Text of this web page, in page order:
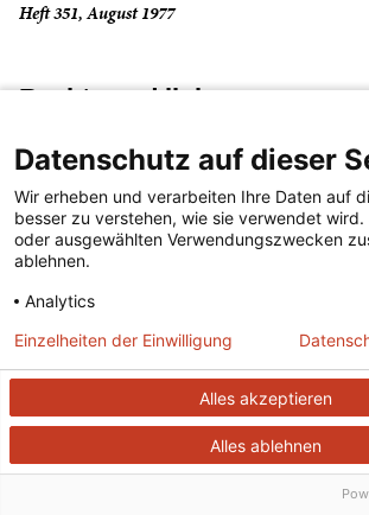
Heft 351, August 1977
Rechts und links
(...lesen)
Heft 530, Mai 1993
Robin Hood und seine
(...lesen)
Datenschutz auf dieser
Wir erheben und verarbeiten Ihre Daten auf
besser zu verstehen, wie sie verwendet wird.
oder ausgewählten Verwendungszwecken
ablehnen.
Analytics
Alles akzeptieren
Alles ablehnen
Einzelheiten der Einwilligung